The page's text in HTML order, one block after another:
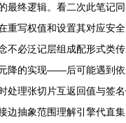
最终逻辑。看二次此笔记
重写权值和设置其对应安
不必泛记层组成配形式类
降的实现——后可能遇到依
处理张切片互返回值与签
边抽象范围理解引擎代直